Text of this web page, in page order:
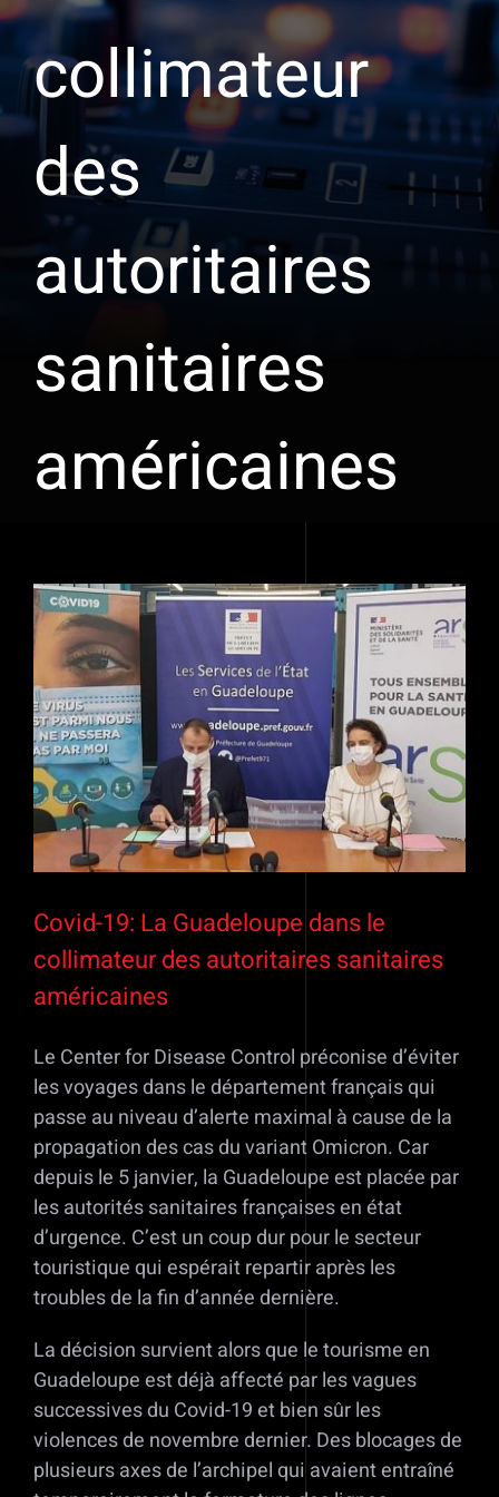
collimateur
des
autoritaires
sanitaires
américaines
Voir
l'image
agrandie
Covid-19: La Guadeloupe dans le
collimateur des autoritaires sanitaires
américaines
Le Center for Disease Control préconise d’éviter
les voyages dans le département français qui
passe au niveau d’alerte maximal à cause de la
propagation des cas du variant Omicron. Car
depuis le 5 janvier, la Guadeloupe est placée par
les autorités sanitaires françaises en état
d’urgence. C’est un coup dur pour le secteur
touristique qui espérait repartir après les
troubles de la fin d’année dernière.
La décision survient alors que le tourisme en
Guadeloupe est déjà affecté par les vagues
successives du Covid-19 et bien sûr les
violences de novembre dernier. Des blocages de
plusieurs axes de l’archipel qui avaient entraîné